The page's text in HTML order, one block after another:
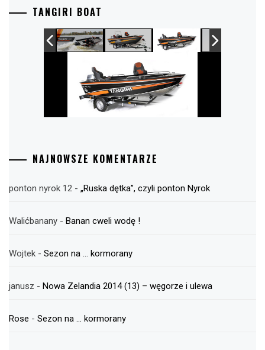
TANGIRI BOAT
NAJNOWSZE KOMENTARZE
ponton nyrok 12 - „Ruska dętka”, czyli ponton Nyrok
Walićbanany - Banan cweli wodę !
Wojtek - Sezon na … kormorany
janusz - Nowa Zelandia 2014 (13) – węgorze i ulewa
Rose - Sezon na … kormorany